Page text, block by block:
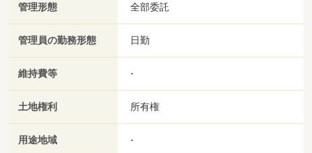
管理形態 全部委託
管理員の勤務形態 日勤
維持費等 -
土地権利 所有権
用途地域 -